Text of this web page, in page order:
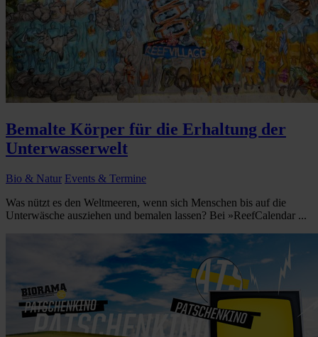
Bemalte Körper für die Erhaltung der
Unterwasserwelt
Bio & Natur Events & Termine
Was nützt es den Weltmeeren, wenn sich Menschen bis auf die
Unterwäsche ausziehen und bemalen lassen? Bei »ReefCalendar ...